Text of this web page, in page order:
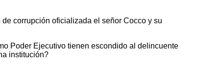
corrupción oficializada el señor Cocco y su
Poder Ejecutivo tienen escondido al delincuente
institución?